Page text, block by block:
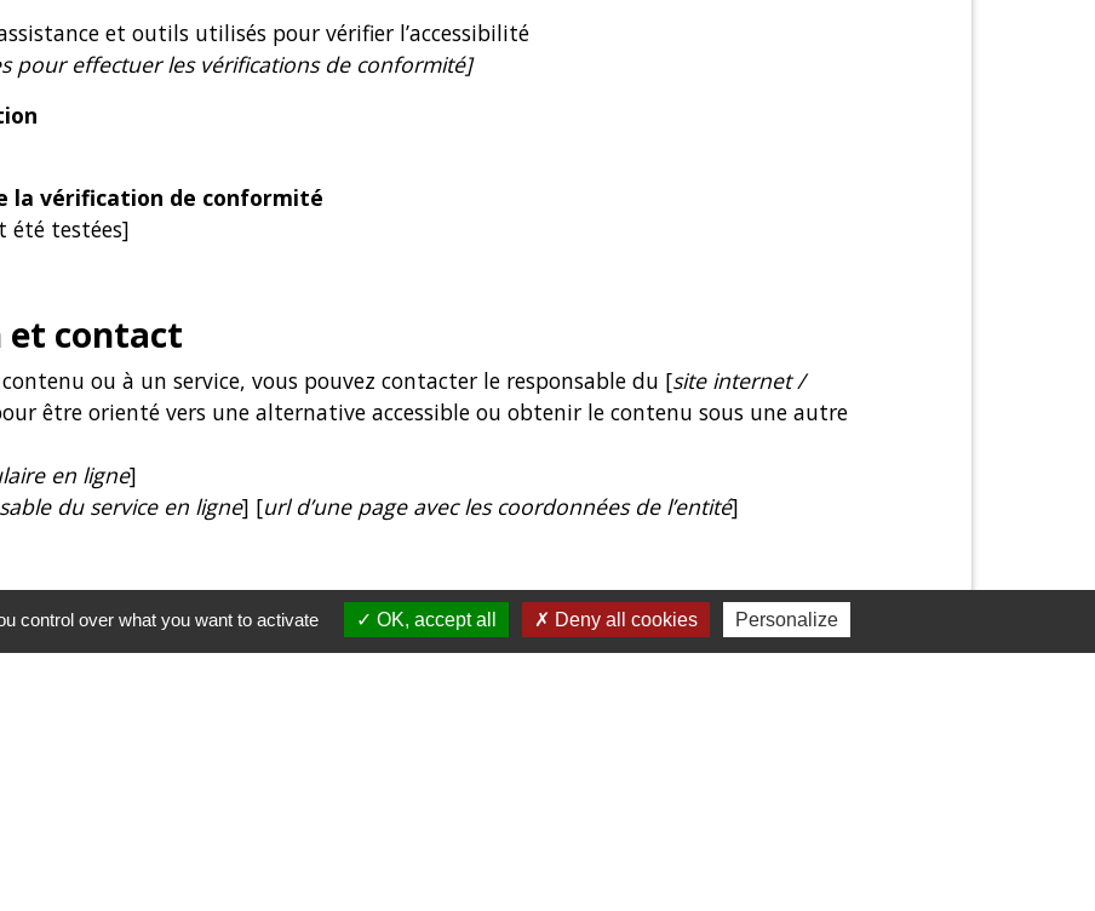
et outils utilisés pour vérifier l’accessibilité
pour effectuer les vérifications de conformité]
la vérification de conformité
été testées]
et contact
ou à un service, vous pouvez contacter le responsable du [site internet /
être orienté vers une alternative accessible ou obtenir le contenu sous une autre
en ligne]
du service en ligne] [url d’une page avec les coordonnées de l’entité]
cas suivant. Vous avez signalé au responsable du site internet un défaut d’accessibilité
control over what you want to activate OK, accept all Deny all cookies Personalize